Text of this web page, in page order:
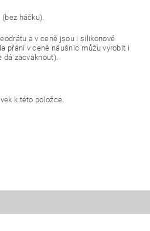
háčku).
a v ceně jsou i silikonové
přání v ceně náušnic můžu vyrobit i
dá zacvaknout).
k této položce.